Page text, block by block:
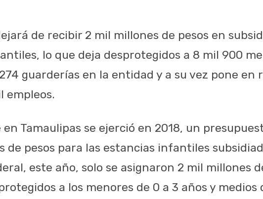
de recibir 2 mil millones de pesos en
lo que deja desprotegidos a 8 mil 900
guarderías en la entidad y a su vez pone en
empleos.
Tamaulipas se ejerció en 2018, un
de pesos para las estancias infantiles
este año, solo se asignaron 2 mil millones
a los menores de 0 a 3 años y medios